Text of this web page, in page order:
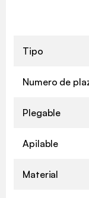
Tipo
Numero de
Plegable
Apilable
Material